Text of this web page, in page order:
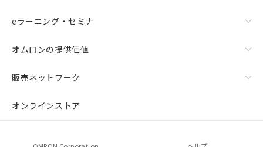
eラーニング・セミナ
オムロンの提供価値
販売ネットワーク
オンラインストア